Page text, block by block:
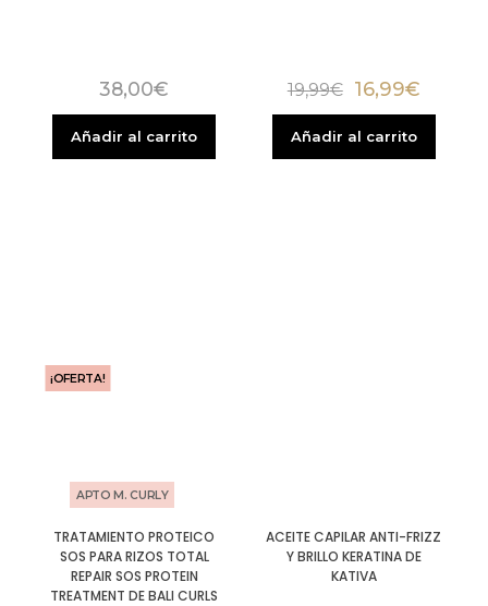
38,00€
Añadir al carrito
19,99€ 16,99€
Añadir al carrito
¡OFERTA!
APTO M. CURLY
TRATAMIENTO PROTEICO
SOS PARA RIZOS TOTAL
REPAIR SOS PROTEIN
TREATMENT DE BALI CURLS
ACEITE CAPILAR ANTI-FRIZZ
Y BRILLO KERATINA DE
KATIVA